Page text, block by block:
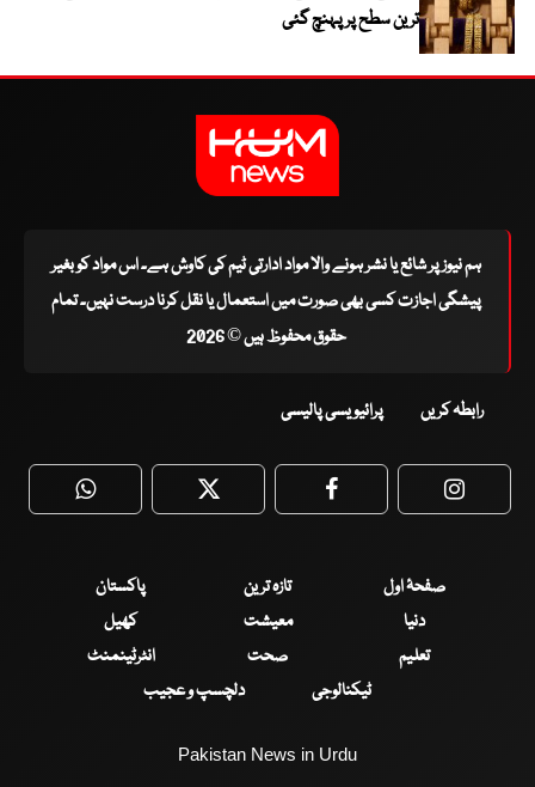
ترین سطح پر پہنچ گئی
ہم نیوز پر شائع یا نشر ہونے والا مواد ادارتی ٹیم کی کاوش ہے۔ اس مواد کو بغیر
پیشگی اجازت کسی بھی صورت میں استعمال یا نقل کرنا درست نہیں۔ تمام
حقوق محفوظ ہیں © 2026
رابطہ کریں پرائیویسی پالیسی
WhatsApp Twitter Facebook
صفحۂ اول تازہ ترین
پاکستان
دنیا
معیشت
کھیل
تعلیم
صحت
انٹرٹینمنٹ
ٹیکنالوجی
دلچسپ و عجیب
Pakistan News in Urdu